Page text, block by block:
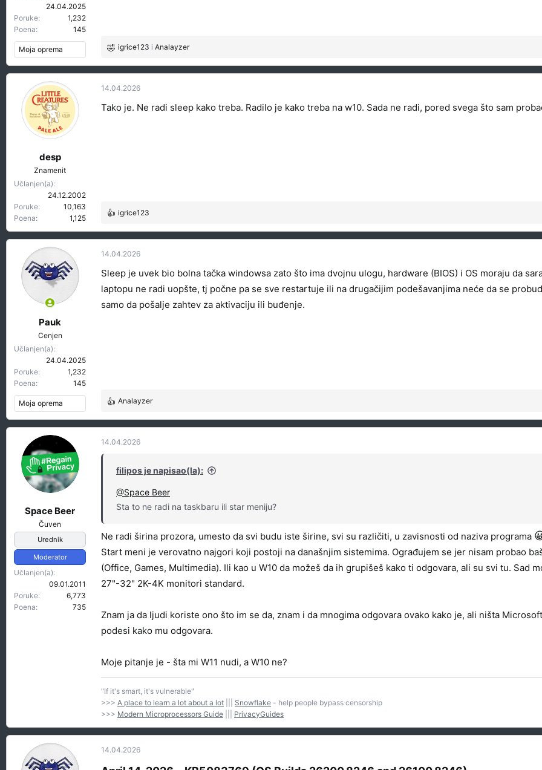
24.04.2025
Poruke
1,232
Poena
145
Moja oprema
R
e
a
g
v
igrice123 i Analayzer
desp
Znamenit
Učlanjen(a)
24.12.2002
Poruke
10,163
Poena
1,125
14.04.2026
Tako je. Ne radi sleep kako treba. Radilo je kako treba na w10. Sada ne radi, pored svega što sam
R
a
g
v
a
j
igrice123
Pauk
Cenjen
Učlanjen(a)
24.04.2025
Poruke
1,232
Poena
145
Moja oprema
14.04.2026
Sleep je uvek bio bolna tačka windowsa zato što ima dvojnu ulogu, hardware (BIOS) i OS moraju da
laptopu ne radi uopšte, tj počne pa se sve restartuje ili na drugačijim podešavanjima neće da se
samo da pošalje zahtev za aktivaciju ili buđenje.
R
e
a
g
Analayzer
Space Beer
Čuven
Urednik
Moderator
Učlanjen(a)
09.01.2011
Poruke
6,773
Poena
735
14.04.2026
filipos je napisao(la):
@Space Beer
Sta to ne radi na taskbaru ili star meniju?
Ne radi širina prozora, umesto da svi budu iste širine, svi su različiti, u zavisnosti od naziva programa
Start meni je verovatno najgori koji postoji na današnjim sistemima. Ograđujem se jer nisam probao
(Office, Games, Multimedia). Ili kao u W10 da možeš da ih grupišeš kako ti odgovara, ali su svi tu. Sad
27"-32" 2K-4K monitori standard.
Znam ja da ljudi koriste ono što im se da, znam i da mnogima odgovara ovako kako je, ali ništa
podesi kako mu odgovara.
Moje pitanje je - šta mi W11 nudi, a W10 ne?
"If it's smart, it's vulnerable"
>>> A place to learn a lot about a lot Snowflake - help people bypass censorship
>>> Modern Microprocessors Guide PrivacyGuides
14.04.2026